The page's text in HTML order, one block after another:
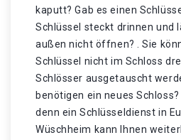
kaputt? Gab es einen
Schlüssel steckt drinnen und
außen nicht öffnen? . Sie
Schlüssel nicht im Schloss
Schlösser ausgetauscht
benötigen ein neues
denn ein Schlüsseldienst in
Wüschheim kann Ihnen